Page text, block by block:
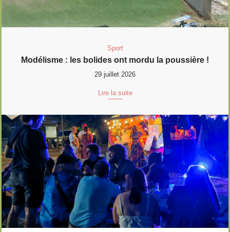
Sport
Modélisme : les bolides ont mordu la poussière !
29 juillet 2026
Lire la suite